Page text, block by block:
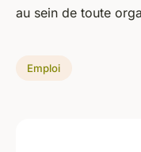
au sein de toute
Emploi